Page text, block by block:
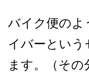
バイク便のよ
イバーとい
ます。（その